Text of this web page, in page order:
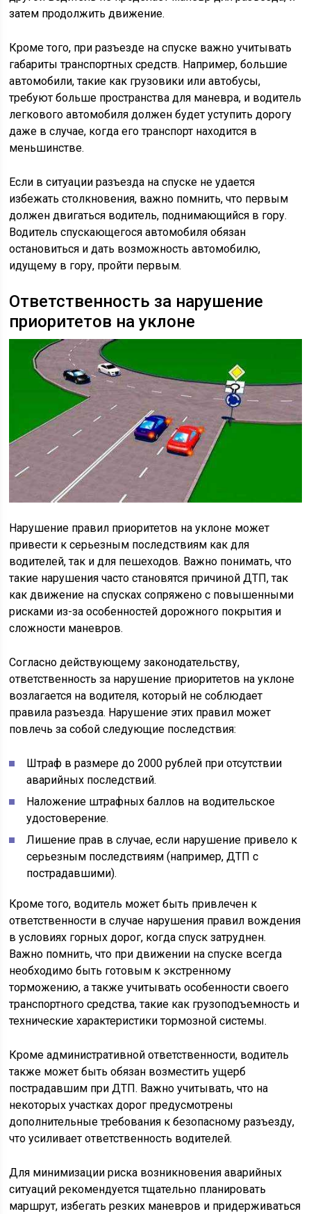
затем продолжить движение.
Кроме того, при разъезде на спуске важно учитывать
габариты транспортных средств. Например, большие
автомобили, такие как грузовики или автобусы,
требуют больше пространства для маневра, и водитель
легкового автомобиля должен будет уступить дорогу
даже в случае, когда его транспорт находится в
меньшинстве.
Если в ситуации разъезда на спуске не удается
избежать столкновения, важно помнить, что первым
должен двигаться водитель, поднимающийся в гору.
Водитель спускающегося автомобиля обязан
остановиться и дать возможность автомобилю,
идущему в гору, пройти первым.
Ответственность за нарушение
приоритетов на уклоне
Нарушение правил приоритетов на уклоне может
привести к серьезным последствиям как для
водителей, так и для пешеходов. Важно понимать, что
такие нарушения часто становятся причиной ДТП, так
как движение на спусках сопряжено с повышенными
рисками из-за особенностей дорожного покрытия и
сложности маневров.
Согласно действующему законодательству,
ответственность за нарушение приоритетов на уклоне
возлагается на водителя, который не соблюдает
правила разъезда. Нарушение этих правил может
повлечь за собой следующие последствия:
Штраф в размере до 2000 рублей при отсутствии
аварийных последствий.
Наложение штрафных баллов на водительское
удостоверение.
Лишение прав в случае, если нарушение привело к
серьезным последствиям (например, ДТП с
пострадавшими).
Кроме того, водитель может быть привлечен к
ответственности в случае нарушения правил вождения
в условиях горных дорог, когда спуск затруднен.
Важно помнить, что при движении на спуске всегда
необходимо быть готовым к экстренному
торможению, а также учитывать особенности своего
транспортного средства, такие как грузоподъемность и
технические характеристики тормозной системы.
Кроме административной ответственности, водитель
также может быть обязан возместить ущерб
пострадавшим при ДТП. Важно учитывать, что на
некоторых участках дорог предусмотрены
дополнительные требования к безопасному разъезду,
что усиливает ответственность водителей.
Для минимизации риска возникновения аварийных
ситуаций рекомендуется тщательно планировать
маршрут, избегать резких маневров и придерживаться